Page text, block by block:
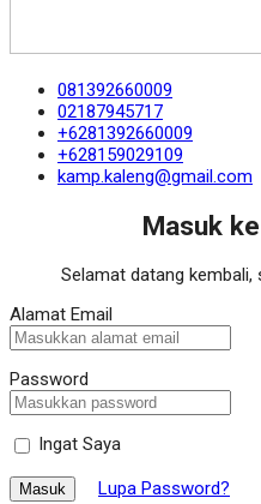
081392660009
02187945717
+6281392660009
+628159029109
kamp.kaleng@gmail.com
Masuk
Selamat datang kembali,
Alamat Email
Password
Ingat Saya
Masuk Lupa Password?